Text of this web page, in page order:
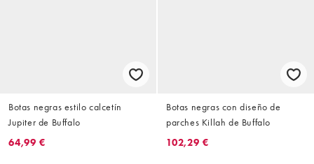
Botas negras estilo calcetín
Jupiter de Buffalo
64,99 €
Botas negras con diseño de
parches Killah de Buffalo
102,29 €